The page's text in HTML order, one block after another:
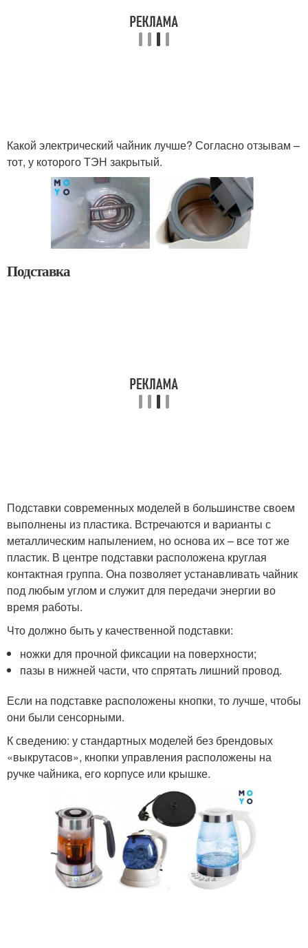
Какой электрический чайник лучше? Согласно отзывам –
тот, у которого ТЭН закрытый.
Подставка
Подставки современных моделей в большинстве своем
выполнены из пластика. Встречаются и варианты с
металлическим напылением, но основа их – все тот же
пластик. В центре подставки расположена круглая
контактная группа. Она позволяет устанавливать чайник
под любым углом и служит для передачи энергии во
время работы.
Что должно быть у качественной подставки:
ножки для прочной фиксации на поверхности;
пазы в нижней части, что спрятать лишний провод.
Если на подставке расположены кнопки, то лучше, чтобы
они были сенсорными.
К сведению: у стандартных моделей без брендовых
«выкрутасов», кнопки управления расположены на
ручке чайника, его корпусе или крышке.